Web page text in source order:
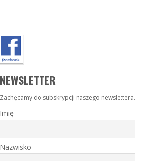
NEWSLETTER
Zachęcamy do subskrypcji naszego newslettera.
Imię
Nazwisko